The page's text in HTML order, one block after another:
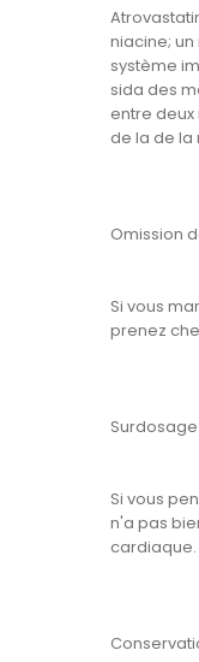
niacine;
système
sida des
entre
de la de
Omission
Si vous
prenez
Surdosage
Si vous
n'a pas
cardiaque.